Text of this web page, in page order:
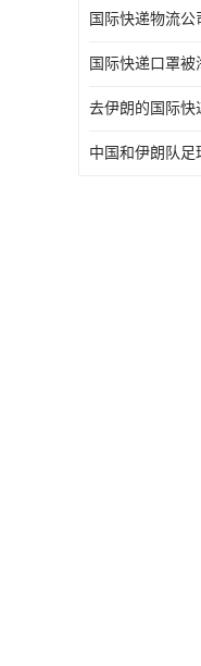
去伊朗的国际快
中国和伊朗队足